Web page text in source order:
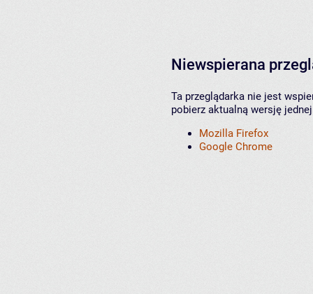
Niewspierana
Ta przeglądarka nie jest
pobierz aktualną wersję
Mozilla Firefox
Google Chrome